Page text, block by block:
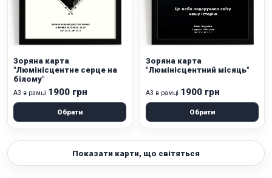
Зоряна карта
"Люмінісцентне серце на
білому"
А3 в рамці 1900 грн
Обрати
Зоряна карта
"Люмінісцентний місяць"
А3 в рамці 1900 грн
Обрати
Показати карти, що світяться